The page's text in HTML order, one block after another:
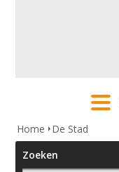
Home
De Stad
Zoeken